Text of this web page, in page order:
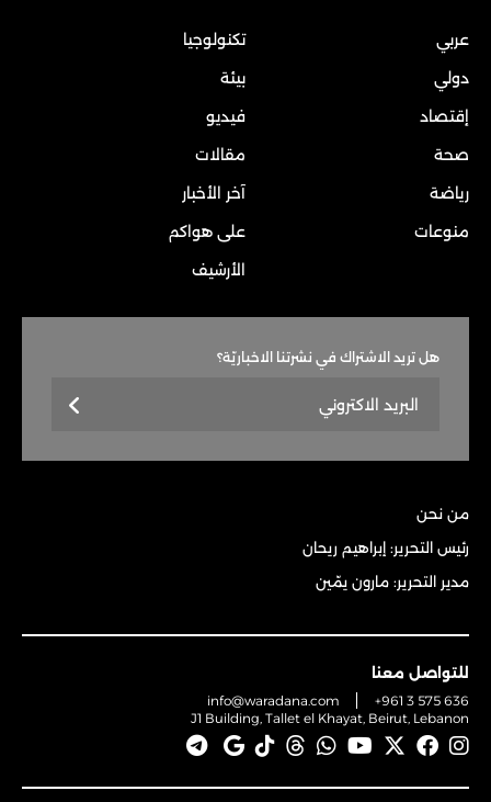
عربي
دولي
إقتصاد
صحة
رياضة
منوعات
تكنولوجيا
بيئة
فيديو
مقالات
آخر الأخبار
على هواكم
الأرشيف
هل تريد الاشتراك في نشرتنا الاخباريّة؟
من نحن
رئيس التحرير: إبراهيم ريحان
مدير التحرير: مارون يمّين
للتواصل معنا
info@waradana.com
+961 3 575 636
J1 Building, Tallet el Khayat, Beirut, Lebanon